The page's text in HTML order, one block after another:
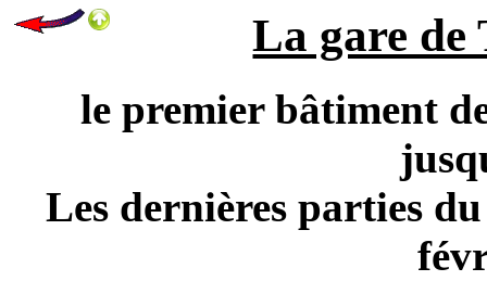
La gare de
le premier bâtiment
Les dernières parties